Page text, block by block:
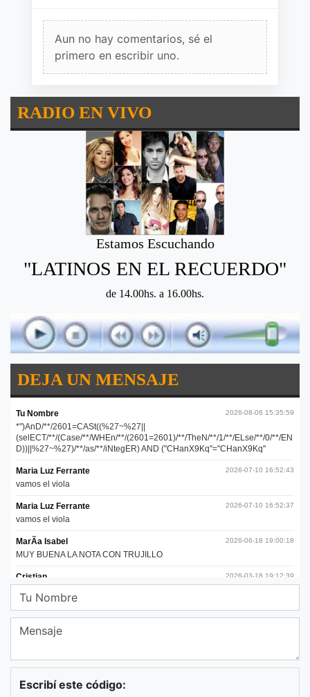
Aun no hay comentarios, sé el
primero en escribir uno.
RADIO EN VIVO
Estamos Escuchando
"LATINOS EN EL RECUERDO"
de 14.00hs. a 16.00hs.
DEJA UN MENSAJE
Escribí este código: